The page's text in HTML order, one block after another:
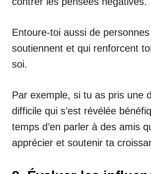
Entoure-toi aussi de
soutiennent et qui renforcent
soi.
Par exemple, si tu as pris une
difficile qui s’est révélée
temps d’en parler à des amis
apprécier et soutenir ta